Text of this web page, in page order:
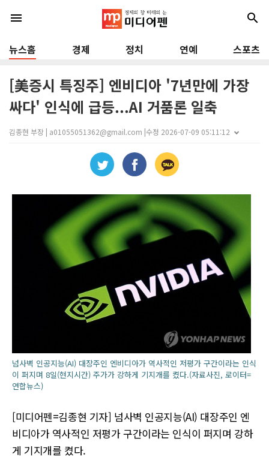
menu search
뉴스홈 경제 정치 연예 스포츠
[美증시 특징주] 엔비디아 '7년만에 가장
싸다' 인식에 급등...AI 거품론 일축
김종현 부장 | a01055051362@gmail.com |수정 2026-07-09 05:11:12
넘사벽 인공지능(AI) 대장주인 엔비디아가 역사적인 저평가 구간이라는 인식
이 퍼지며 8일(현지시간) 주가가 강하게 기지개를 켰다.(자료사진, 로이터=
연합뉴스)
[미디어펜=김종현 기자] 넘사벽 인공지능(AI) 대장주인 엔
비디아가 역사적인 저평가 구간이라는 인식이 퍼지며 강하
게 기지개를 켰다.